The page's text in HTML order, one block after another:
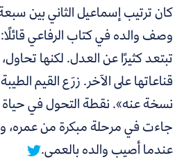
كان ترتيب إسماعيل الثاني بين
وصف والده في كتاب الرفاعي
تبتعد كثيرًا عن العدل. لكنها
قناعاتها على الآخر. زرَع القيم الطيبة
نسخة عنه».نقطة التحول في
جاءت في مرحلة مبكرة من عمره،
عندما أصيب والده بالعمى.